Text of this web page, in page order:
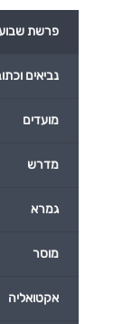
פרשת
נביאים
מועדים
מדרש
גמרא
מוסר
אקטואליה